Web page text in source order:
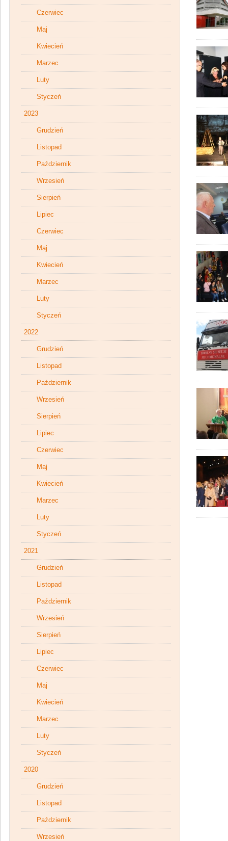
Czerwiec
Maj
Kwiecień
Marzec
Luty
Styczeń
2023
Grudzień
Listopad
Październik
Wrzesień
Sierpień
Lipiec
Czerwiec
Maj
Kwiecień
Marzec
Luty
Styczeń
2022
Grudzień
Listopad
Październik
Wrzesień
Sierpień
Lipiec
Czerwiec
Maj
Kwiecień
Marzec
Luty
Styczeń
2021
Grudzień
Listopad
Październik
Wrzesień
Sierpień
Lipiec
Czerwiec
Maj
Kwiecień
Marzec
Luty
Styczeń
2020
Grudzień
Listopad
Październik
Wrzesień